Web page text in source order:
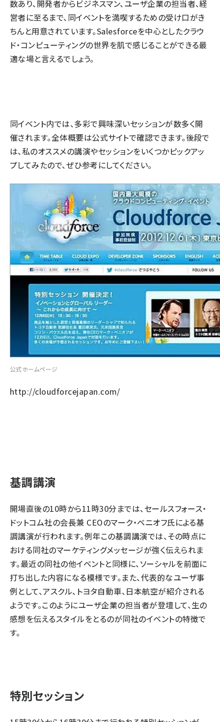
数あり、開発者からビジネスマン、ユーザ企業の担当者、経
営者に至るまで、同イベントを満喫するための受け口がき
ちんと用意されています。Salesforceを中心としたクラウ
ド・コンピューティングの世界を肌で感じることができる最
適な場と言えるでしょう。
同イベント内では、多彩で興味深いセッションが数多く開
催されます。全体概要は公式サイトで確認できます。後段で
は、私のオススメの講演やセッションをいくつかピックアッ
プしてみたので、ぜひ参考にしてください。
公式ホームページ
http://cloudforcejapan.com/
基調講演
開場直後の10時から11時30分までは、セールスフォース・
ドットコム社の会長兼 CEOのマーク・ベニオフ氏による基
調講演が行われます。例年この基調講演では、その時点に
おける同社のマーケティングメッセージが強く伝えられま
す。最近の同社の他イベントと同様に、ソーシャルを前面に
打ち出した内容になる模様です。また、代表的なユーザ事
例として、アスクル、トヨタ自動車、日本航空が紹介される
ようです。このようにユーザ企業の担当者が登壇して、生の
感想を伝えるスタイルをとるのが同社のイベントの特徴で
す。
特別セッション